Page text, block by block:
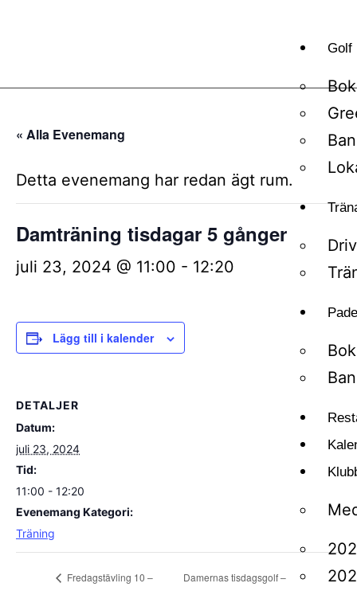
Golf
« Alla Evenemang
Detta evenemang har redan ägt rum.
Damträning tisdagar 5 gånger
juli 23, 2024 @ 11:00 - 12:20
Lägg till i kalender
DETALJER
Datum:
juli 23, 2024
Tid:
11:00 - 12:20
Evenemang Kategori:
Träning
Fredagstävling 10 –
Damernas tisdagsgolf –